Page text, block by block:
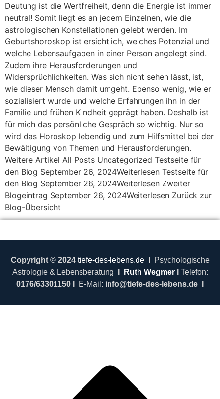
Deutung ist die Wertfreiheit, denn die Energie ist immer
neutral! Somit liegt es an jedem Einzelnen, wie die
astrologischen Konstellationen gelebt werden. Im
Geburtshoroskop ist ersichtlich, welches Potenzial und
welche Lebensaufgaben in einer Person angelegt sind.
Zudem ihre Herausforderungen und
Widersprüchlichkeiten. Was sich nicht sehen lässt, ist,
wie dieser Mensch damit umgeht. Ebenso wenig, wie er
sozialisiert wurde und welche Erfahrungen ihn in der
Familie und frühen Kindheit geprägt haben. Deshalb ist
für mich das persönliche Gespräch so wichtig. Nur so
wird das Horoskop lebendig und zum Hilfsmittel bei der
Bewältigung von Themen und Herausforderungen.
Weitere Artikel All Posts Uncategorized Testseite für
den Blog September 26, 2024Weiterlesen Testseite für
den Blog September 26, 2024Weiterlesen Zweiter
Blogeintrag September 26, 2024Weiterlesen Zurück zur
Blog-Übersicht
Copyright © 2024 tiefe-des-lebens.de
Psychologische
Astrologie & Lebensberatung
Ruth Wegmer
Telefon:
0176/63301150
E-Mail: info@tiefe-des-lebens.de